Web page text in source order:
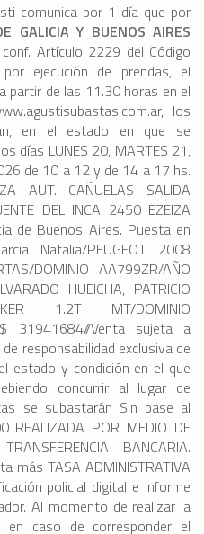
comunica por 1 día que por
GALICIA Y BUENOS AIRES
Artículo 2229 del Código
ejecución de prendas, el
partir de las 11.30 horas en el
los
en el estado en que se
días LUNES 20, MARTES 21,
de 10 a 12 y de 14 a 17 hs.
AUT. CAÑUELAS SALIDA
DEL INCA 2450 EZEIZA
de Buenos Aires. Puesta en
Natalia/PEUGEOT 2008
DOMINIO AA799ZR/AÑO
HUEICHA, PATRICIO
1.2T MT/DOMINIO
31941684//Venta sujeta a
responsabilidad exclusiva de
estado y condición en el que
concurrir al lugar de
se subastarán Sin base al
POR MEDIO DE
BANCARIA.
más TASA ADMINISTRATIVA
policial digital e informe
Al momento de realizar la
en caso de corresponder el